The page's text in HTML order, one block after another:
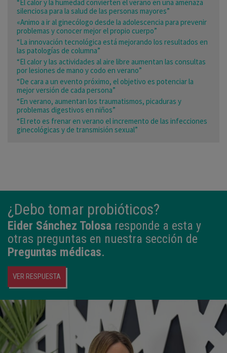
“El calor y la humedad convierten el verano en una amenaza
silenciosa para la salud de las personas mayores”
«Animo a ir al ginecólogo desde la adolescencia para prevenir
problemas y conocer mejor el propio cuerpo”
“La innovación tecnológica está mejorando los resultados en
las patologías de columna”
“El calor y las actividades al aire libre aumentan las consultas
por lesiones de mano y codo en verano”
“De cara a un evento próximo, el objetivo es potenciar la
mejor versión de cada persona”
“En verano, aumentan los traumatismos, picaduras y
problemas digestivos en niños”
“El reto es frenar en verano el incremento de las infecciones
ginecológicas y de transmisión sexual”
¿Debo tomar probióticos?
Eider Sánchez Tolosa responde a esta y
otras preguntas en nuestra sección de
Preguntas médicas.
VER RESPUESTA